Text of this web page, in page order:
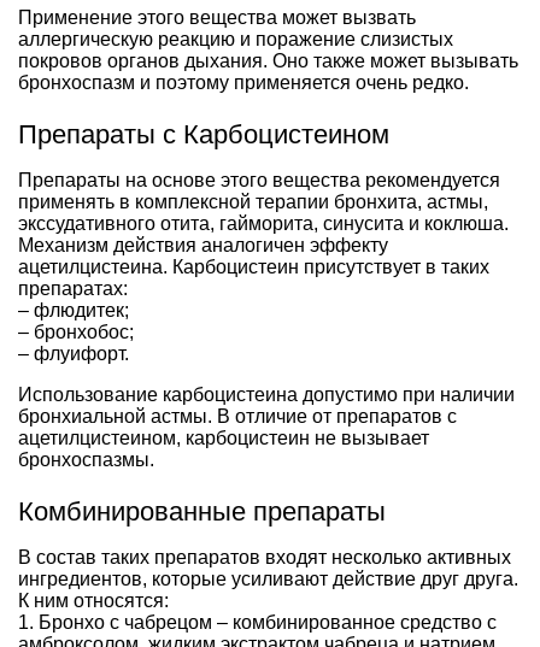
Применение этого вещества может вызвать
аллергическую реакцию и поражение слизистых
покровов органов дыхания. Оно также может вызывать
бронхоспазм и поэтому применяется очень редко.
Препараты с Карбоцистеином
Препараты на основе этого вещества рекомендуется
применять в комплексной терапии бронхита, астмы,
экссудативного отита, гайморита, синусита и коклюша.
Механизм действия аналогичен эффекту
ацетилцистеина. Карбоцистеин присутствует в таких
препаратах:
– флюдитек;
– бронхобос;
– флуифорт.
Использование карбоцистеина допустимо при наличии
бронхиальной астмы. В отличие от препаратов с
ацетилцистеином, карбоцистеин не вызывает
бронхоспазмы.
Комбинированные препараты
В состав таких препаратов входят несколько активных
ингредиентов, которые усиливают действие друг друга.
К ним относятся:
1. Бронхо с чабрецом – комбинированное средство с